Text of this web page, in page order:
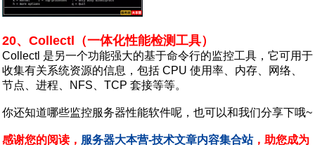
20、Collectl（一体化性能检测工具）
Collectl 是另一个功能强大的基于命令行的监控工具，它可用于
收集有关系统资源的信息，包括 CPU 使用率、内存、网络、
节点、进程、NFS、TCP 套接等等。
你还知道哪些监控服务器性能软件呢，也可以和我们分享下哦~
感谢您的阅读， 服务器大本营-技术文章内容集合站，助您成为